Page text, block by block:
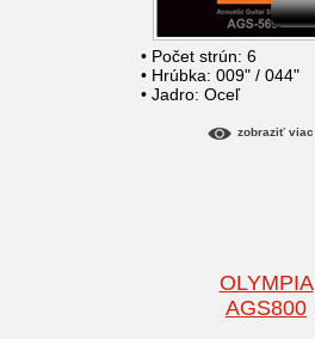
• Počet strún: 6
• Hrúbka: 009" / 044"
• Jadro: Oceľ
zobraziť viac
OLYMPIA
AGS800